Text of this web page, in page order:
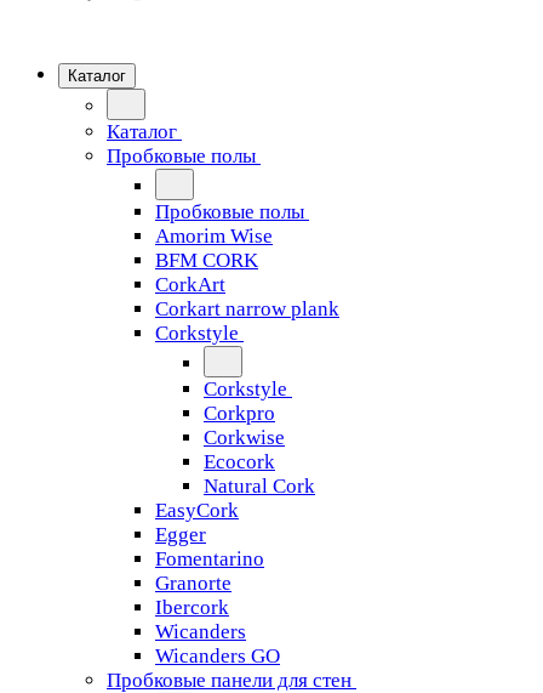
Каталог
Каталог
Пробковые полы
Пробковые полы
Amorim Wise
BFM CORK
CorkArt
Corkart narrow plank
Corkstyle
Corkstyle
Corkpro
Corkwise
Ecocork
Natural Cork
EasyCork
Egger
Fomentarino
Granorte
Ibercork
Wicanders
Wicanders GO
Пробковые панели для стен